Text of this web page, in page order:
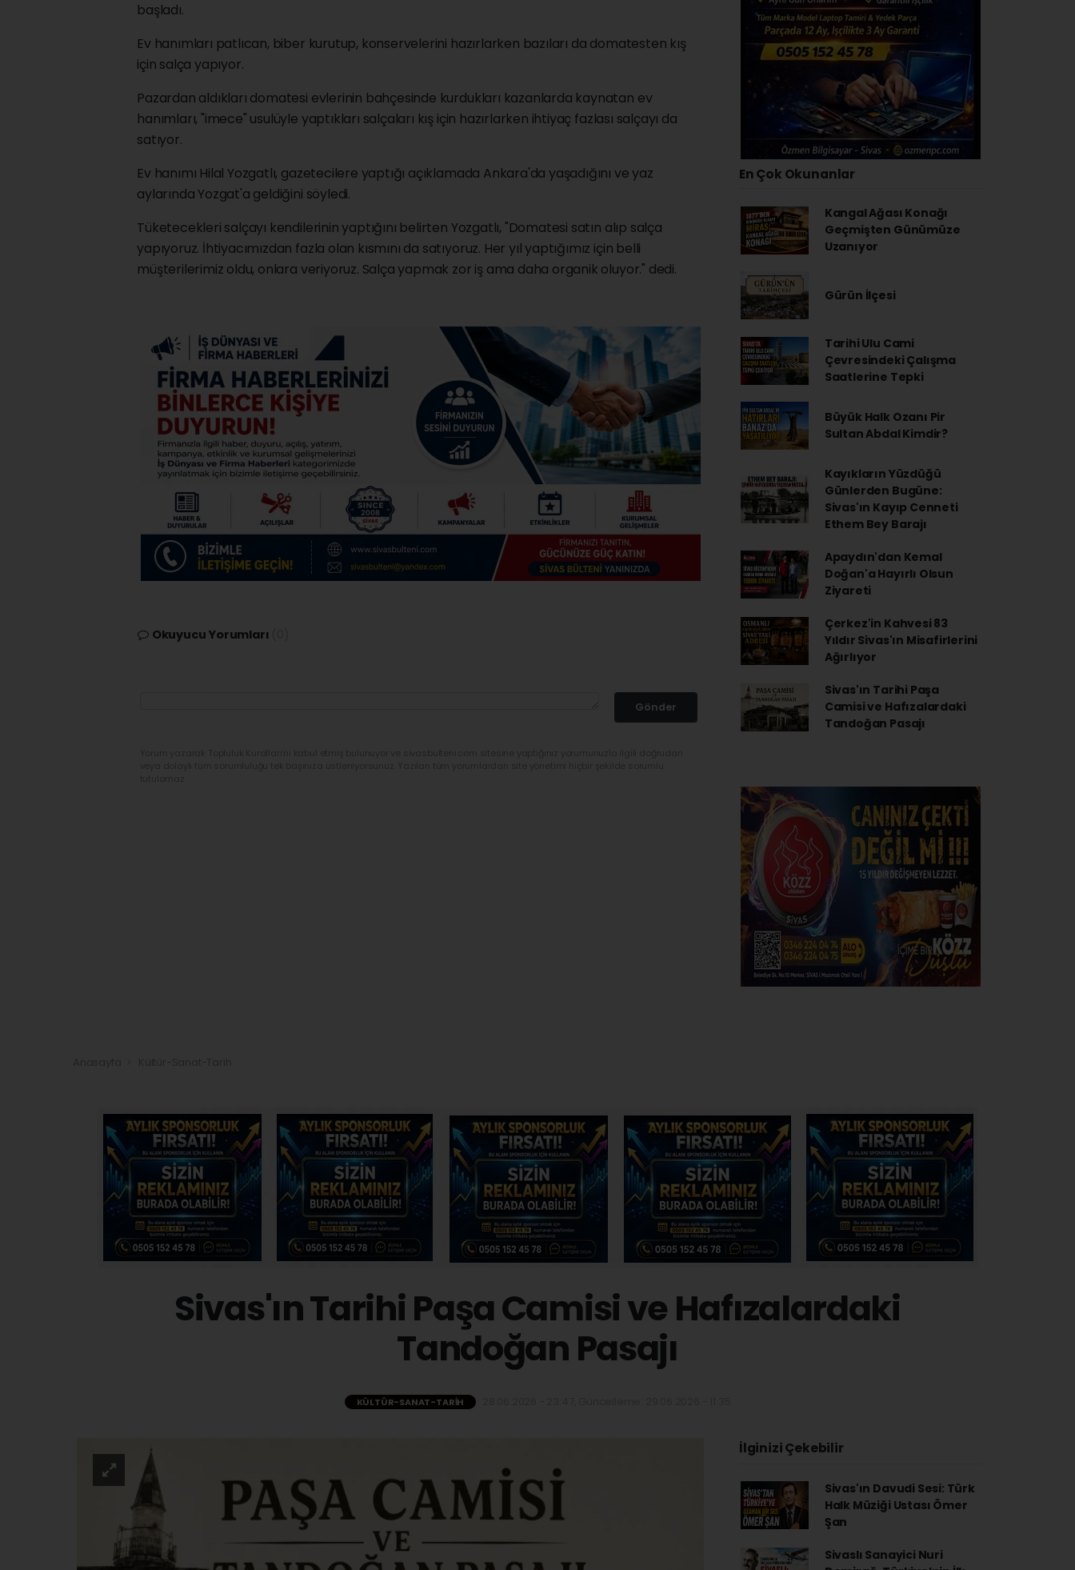
başladı.
Ev hanımları patlıcan, biber kurutup, konservelerini hazırlarken bazıları da domatesten kış
için salça yapıyor.
Pazardan aldıkları domatesi evlerinin bahçesinde kurdukları kazanlarda kaynatan ev
hanımları, "imece" usulüyle yaptıkları salçaları kış için hazırlarken ihtiyaç fazlası salçayı da
satıyor.
Ev hanımı Hilal Yozgatlı, gazetecilere yaptığı açıklamada Ankara'da yaşadığını ve yaz
aylarında Yozgat'a geldiğini söyledi.
Tüketecekleri salçayı kendilerinin yaptığını belirten Yozgatlı, "Domatesi satın alıp salça
yapıyoruz. İhtiyacımızdan fazla olan kısmını da satıyoruz. Her yıl yaptığımız için belli
müşterilerimiz oldu, onlara veriyoruz. Salça yapmak zor iş ama daha organik oluyor." dedi.
Okuyucu Yorumları
Gönder
En Çok Okunanlar
Kangal Ağası Konağı
Geçmişten Günümüze
Uzanıyor
Gürün İlçesi
Tarihi Ulu Cami
Çevresindeki Çalışma
Saatlerine Tepki
Büyük Halk Ozanı Pir
Sultan Abdal Kimdir?
Kayıkların Yüzdüğü
Günlerden Bugüne:
Sivas'ın Kayıp Cenneti
Ethem Bey Barajı
Apaydın'dan Kemal
Doğan'a Hayırlı Olsun
Ziyareti
Çerkez'in Kahvesi 83
Yıldır Sivas'ın Misafirlerini
Ağırlıyor
Sivas'ın Tarihi Paşa
Camisi ve Hafızalardaki
Tandoğan Pasajı
Sivas'ın Tarihi Paşa Camisi ve Hafızalardaki
Tandoğan Pasajı
KÜLTÜR-SANAT-TARIH
İlginizi Çekebilir
Sivas'ın Davudi Sesi: Türk
Halk Müziği Ustası Ömer
Şan
Sivaslı Sanayici Nuri